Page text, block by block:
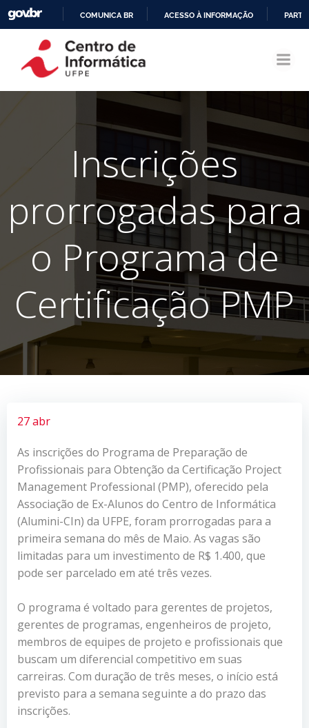
CONTEÚDO
COMUNICA BR ACESSO À INFORMAÇÃO
Inscrições
prorrogadas para
o Programa de
Certificação PMP
27 abr
As inscrições do Programa de Preparação de
Profissionais para Obtenção da Certificação Project
Management Professional (PMP), oferecido pela
Associação de Ex-Alunos do Centro de Informática
(Alumini-CIn) da UFPE, foram prorrogadas para a
primeira semana do mês de Maio. As vagas são
limitadas para um investimento de R$ 1.400, que
pode ser parcelado em até três vezes.
O programa é voltado para gerentes de projetos,
gerentes de programas, engenheiros de projeto,
membros de equipes de projeto e profissionais que
buscam um diferencial competitivo em suas
carreiras. Com duração de três meses, o início está
previsto para a semana seguinte a do prazo das
inscrições.